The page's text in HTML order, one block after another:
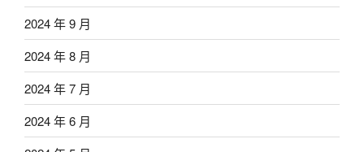
2024 年 9 月
2024 年 8 月
2024 年 7 月
2024 年 6 月